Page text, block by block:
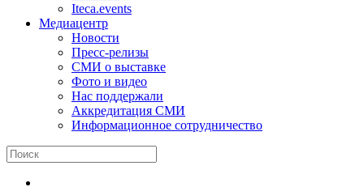
Iteca.events
Медиацентр
Новости
Пресс-релизы
СМИ о выставке
Фото и видео
Нас поддержали
Аккредитация СМИ
Информационное сотрудничество